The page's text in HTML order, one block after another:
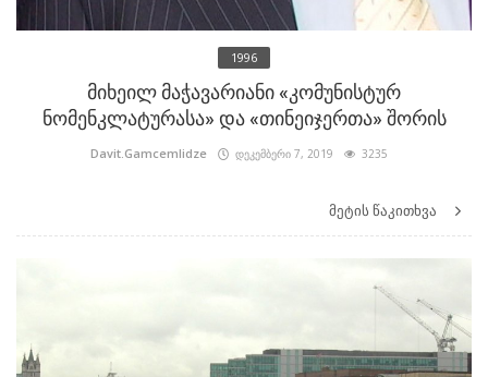
1996
მიხეილ მაჭავარიანი «კომუნისტურ
ნომენკლატურასა» და «თინეიჯერთა» შორის
Davit.Gamcemlidze დეკემბერი 7, 2019 3235
მეტის წაკითხვა